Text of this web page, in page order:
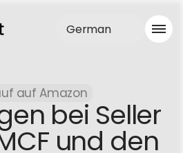
Fallstudie
Blog
Über uns
German
auf Amazon
bei Seller
und den